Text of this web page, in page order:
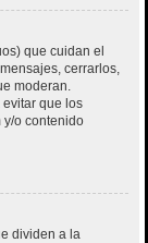
que cuidan el
cerrarlos,
moderan.
que los
y/o contenido
dividen a la